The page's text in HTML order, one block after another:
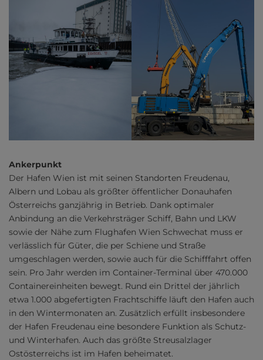
Ankerpunkt
Der Hafen Wien ist mit seinen Standorten Freudenau,
Albern und Lobau als größter öffentlicher Donauhafen
Österreichs ganzjährig in Betrieb. Dank optimaler
Anbindung an die Verkehrsträger Schiff, Bahn und LKW
sowie der Nähe zum Flughafen Wien Schwechat muss er
verlässlich für Güter, die per Schiene und Straße
umgeschlagen werden, sowie auch für die Schifffahrt offen
sein. Pro Jahr werden im Container-Terminal über 470.000
Containereinheiten bewegt. Rund ein Drittel der jährlich
etwa 1.000 abgefertigten Frachtschiffe läuft den Hafen auch
in den Wintermonaten an. Zusätzlich erfüllt insbesondere
der Hafen Freudenau eine besondere Funktion als Schutz-
und Winterhafen. Auch das größte Streusalzlager
Ostösterreichs ist im Hafen beheimatet.